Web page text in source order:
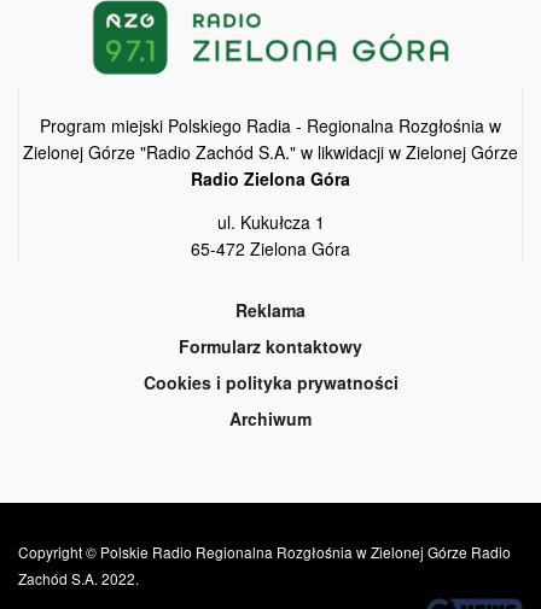
Program miejski Polskiego Radia - Regionalna Rozgłośnia w
Zielonej Górze "Radio Zachód S.A." w likwidacji w Zielonej Górze
Radio Zielona Góra
ul. Kukułcza 1
65-472 Zielona Góra
Reklama
Formularz kontaktowy
Cookies i polityka prywatności
Archiwum
Copyright © Polskie Radio Regionalna Rozgłośnia w Zielonej Górze Radio
Zachód S.A. 2022.